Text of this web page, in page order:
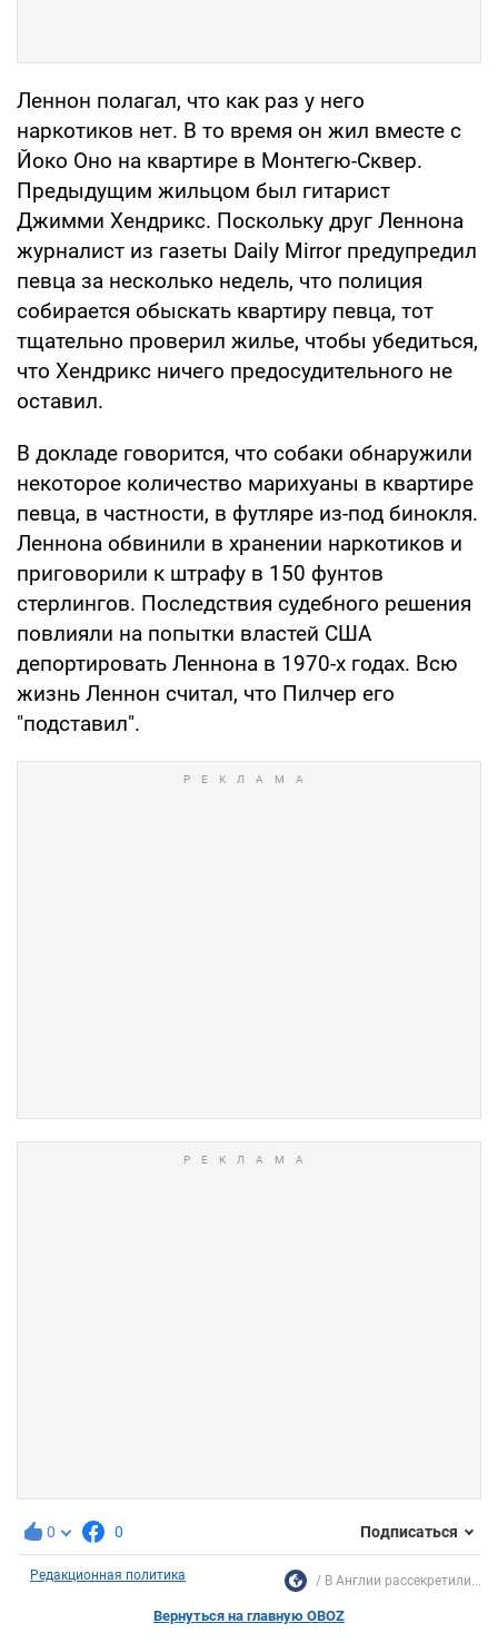
Леннон полагал, что как раз у него
наркотиков нет. В то время он жил вместе с
Йоко Оно на квартире в Монтегю-Сквер.
Предыдущим жильцом был гитарист
Джимми Хендрикс. Поскольку друг Леннона
журналист из газеты Daily Mirror предупредил
певца за несколько недель, что полиция
собирается обыскать квартиру певца, тот
тщательно проверил жилье, чтобы убедиться,
что Хендрикс ничего предосудительного не
оставил.
В докладе говорится, что собаки обнаружили
некоторое количество марихуаны в квартире
певца, в частности, в футляре из-под бинокля.
Леннона обвинили в хранении наркотиков и
приговорили к штрафу в 150 фунтов
стерлингов. Последствия судебного решения
повлияли на попытки властей США
депортировать Леннона в 1970-х годах. Всю
жизнь Леннон считал, что Пилчер его
"подставил".
0 0 Подписаться
Редакционная политика В Англии рассекретили...
Вернуться на главную OBOZ